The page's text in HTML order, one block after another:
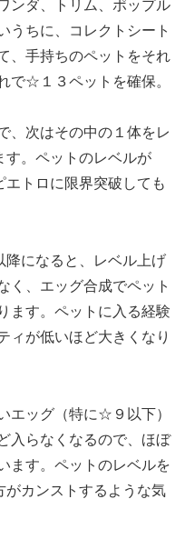
ンダ、トリム、ポップル
ちに、コレクトシート
、手持ちのペットをそれ
で☆１３ペットを確保。
次はその中の１体をレ
す。ペットのレベルが
トロに限界突破しても
になると、レベル上げ
く、エッグ合成でペット
ます。ペットに入る経験
ィが低いほど大きくなり
エッグ（特に☆９以下）
入らなくなるので、ほぼ
ます。ペットのレベルを
がカンストするような気